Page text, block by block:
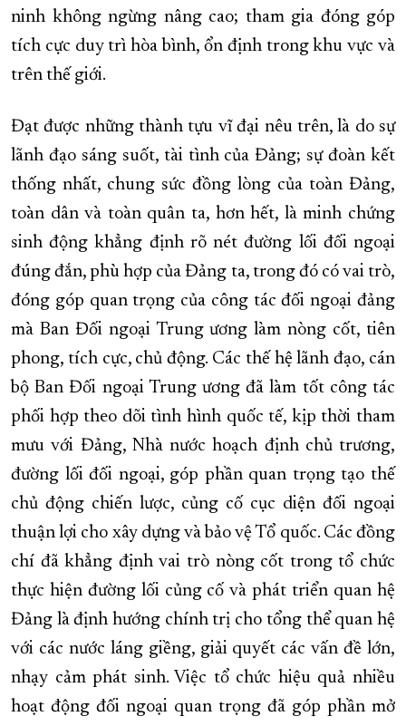
ninh không ngừng nâng cao; tham gia đóng góp
tích cực duy trì hòa bình, ổn định trong khu vực và
trên thế giới.
Đạt được những thành tựu vĩ đại nêu trên, là do sự
lãnh đạo sáng suốt, tài tình của Đảng; sự đoàn kết
thống nhất, chung sức đồng lòng của toàn Đảng,
toàn dân và toàn quân ta, hơn hết, là minh chứng
sinh động khẳng định rõ nét đường lối đối ngoại
đúng đắn, phù hợp của Đảng ta, trong đó có vai trò,
đóng góp quan trọng của công tác đối ngoại đảng
mà Ban Đối ngoại Trung ương làm nòng cốt, tiên
phong, tích cực, chủ động. Các thế hệ lãnh đạo, cán
bộ Ban Đối ngoại Trung ương đã làm tốt công tác
phối hợp theo dõi tình hình quốc tế, kịp thời tham
mưu với Đảng, Nhà nước hoạch định chủ trương,
đường lối đối ngoại, góp phần quan trọng tạo thế
chủ động chiến lược, củng cố cục diện đối ngoại
thuận lợi cho xây dựng và bảo vệ Tổ quốc. Các đồng
chí đã khẳng định vai trò nòng cốt trong tổ chức
thực hiện đường lối củng cố và phát triển quan hệ
Đảng là định hướng chính trị cho tổng thể quan hệ
với các nước láng giềng, giải quyết các vấn đề lớn,
nhạy cảm phát sinh. Việc tổ chức hiệu quả nhiều
hoạt động đối ngoại quan trọng đã góp phần mở